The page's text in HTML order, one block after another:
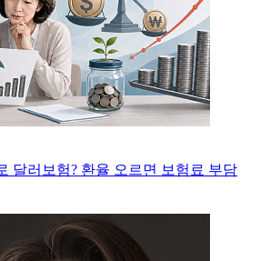
달러보험? 환율 오르면 보험료 부담